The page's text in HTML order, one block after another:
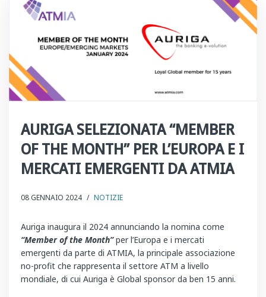
AURIGA SELEZIONATA “MEMBER
OF THE MONTH” PER L’EUROPA E I
MERCATI EMERGENTI DA ATMIA
08 GENNAIO 2024 / NOTIZIE
Auriga inaugura il 2024 annunciando la nomina come
“Member of the Month”per l’Europa e i mercati
emergenti da parte di ATMIA, la principale associazione
no-profit che rappresenta il settore ATM a livello
mondiale, di cui Auriga è Global sponsor da ben 15 anni.